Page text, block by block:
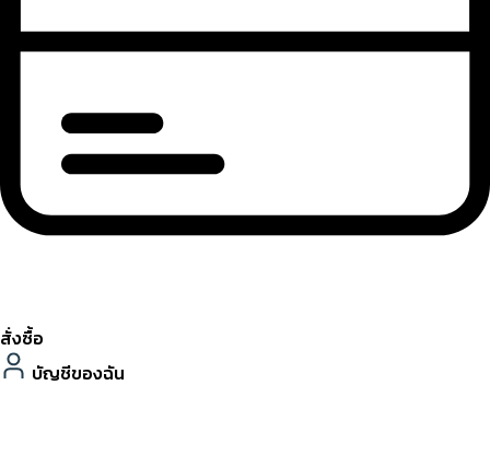
สั่งซื้อ
บัญชีของฉัน